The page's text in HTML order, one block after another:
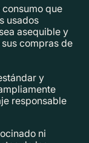
que
usados
asequible y
compras de
y
responsable
ni